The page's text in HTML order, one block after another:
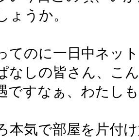
ょうか。
てのに一日中ネッ
なしの皆さん、こ
ですなぁ、わたし
本気で部屋を片付